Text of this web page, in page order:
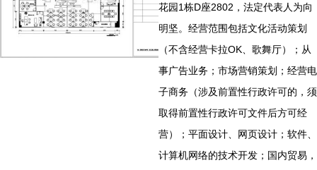
花园1栋D座2802，法定代表人为向
明坚。经营范围包括文化活动策划
（不含经营卡拉OK、歌舞厅）；从
事广告业务；市场营销策划；经营电
子商务（涉及前置性行政许可的，须
取得前置性行政许可文件后方可经
营）；平面设计、网页设计；软件、
计算机网络的技术开发；国内贸易，